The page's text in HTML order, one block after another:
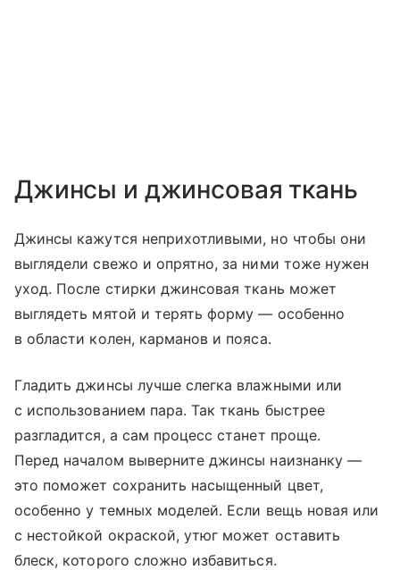
Джинсы и джинсовая ткань
​Джинсы кажутся неприхотливыми, но чтобы они
выглядели свежо и опрятно, за ними тоже нужен
уход. После стирки джинсовая ткань может
выглядеть мятой и терять форму — особенно
в области колен, карманов и пояса.
Гладить джинсы лучше слегка влажными или
с использованием пара. Так ткань быстрее
разгладится, а сам процесс станет проще.
Перед началом выверните джинсы наизнанку —
это поможет сохранить насыщенный цвет,
особенно у темных моделей. Если вещь новая или
с нестойкой окраской, утюг может оставить
блеск, которого сложно избавиться.